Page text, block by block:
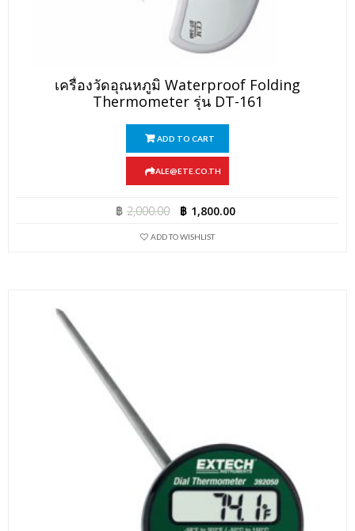
เครื่องวัดอุณหภูมิ Waterproof Folding
Thermometer รุ่น DT-161
ADD TO CART
SALE@ETE.CO.TH
฿ 2,000.00 ฿ 1,800.00
ADD TO WISHLIST